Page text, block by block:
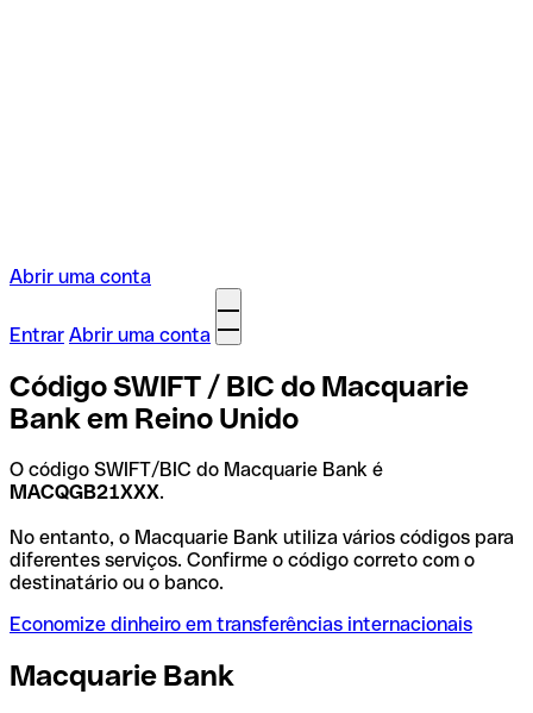
Abrir uma conta
Entrar Abrir uma conta
Código SWIFT / BIC do Macquarie
Bank em Reino Unido
O código SWIFT/BIC do Macquarie Bank é
MACQGB21XXX.
No entanto, o Macquarie Bank utiliza vários códigos para
diferentes serviços. Confirme o código correto com o
destinatário ou o banco.
Economize dinheiro em transferências internacionais
Macquarie Bank